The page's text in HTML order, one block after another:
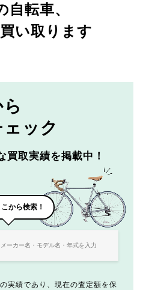
自転車、
い取ります
ック
買取実績を掲載中！
から検索！
実績であり、現在の査定額を保